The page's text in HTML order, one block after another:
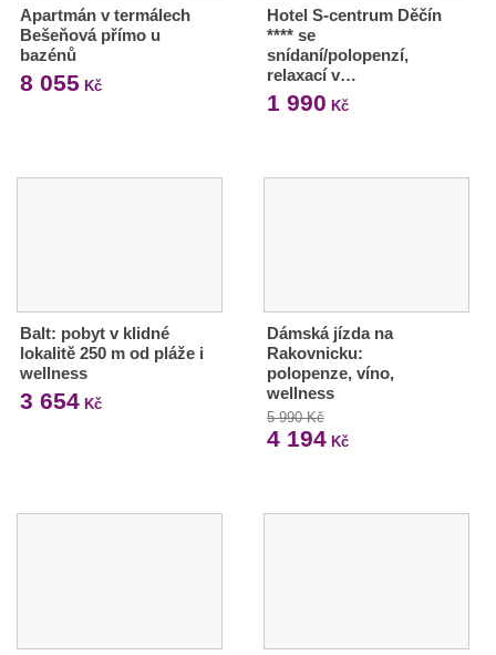
Apartmán v termálech
Bešeňová přímo u
bazénů
8 055 Kč
Hotel S-centrum Děčín
**** se
snídaní/polopenzí,
relaxací v…
1 990 Kč
Balt: pobyt v klidné
lokalitě 250 m od pláže i
wellness
3 654 Kč
Dámská jízda na
Rakovnicku:
polopenze, víno,
wellness
5 990 Kč
4 194Kč